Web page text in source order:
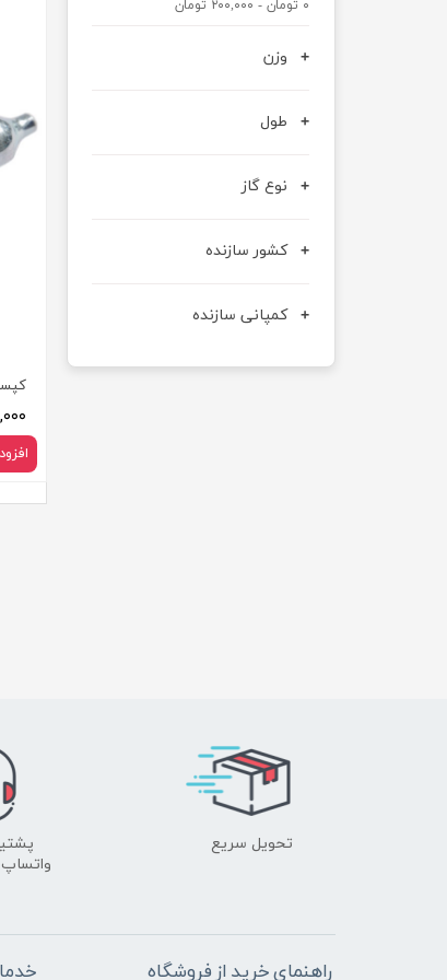
۰ تومان - ۲۰۰,۰۰۰ تومان
وزن
طول
نوع گاز
کشور سازنده
کمپانی سازنده
تحویل سریع
واتساپ
راهنمای خرید از فروشگاه